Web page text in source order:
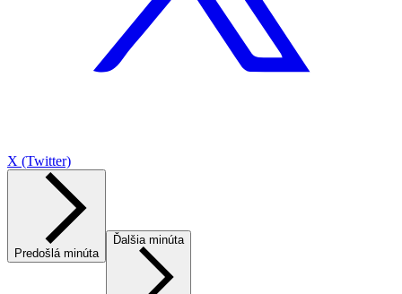
X (Twitter)
Predošlá minúta
Ďalšia minúta